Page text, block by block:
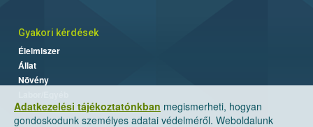
Adatkezelési tájékoztatónkban megismerheti, hogyan
gondoskodunk személyes adatai védelméről. Weboldalunk
Gyakori kérdések
Élelmiszer
Állat
Növény